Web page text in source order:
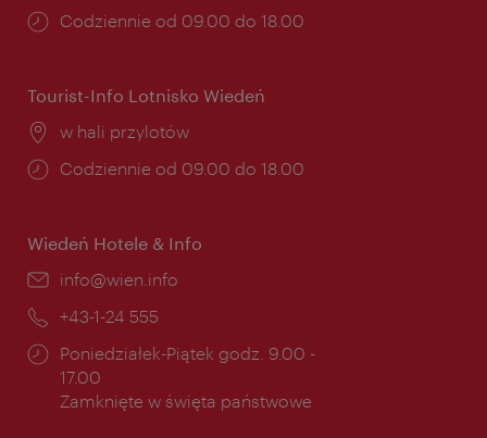
Godziny
Codziennie od 09.00 do 18.00
Tourist-Info Lotnisko Wiedeń
Miejsce:
w hali przylotów
Godziny
Codziennie od 09.00 do 18.00
Wiedeń Hotele & Info
E-
info@wien.info
Telefon:
+43-1-24 555
Godziny
otwarcia:
Poniedziałek-Piątek godz. 9.00 -
17.00
Zamknięte w święta państwowe